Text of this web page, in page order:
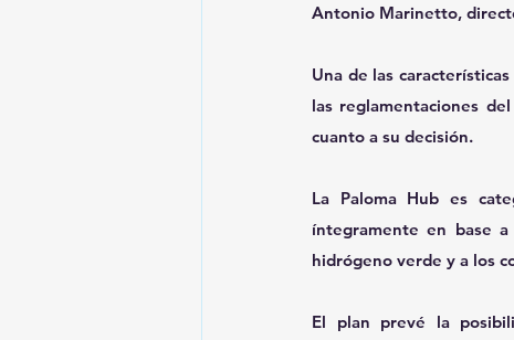
Antonio Marinetto,
Una de las
las reglamentaciones
cuanto a su decisión.
La Paloma Hub es
íntegramente en base
hidrógeno verde y a los
El plan prevé la